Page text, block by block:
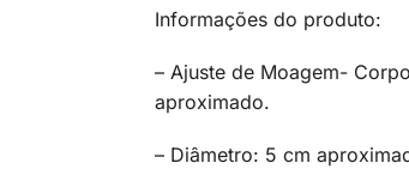
Informações do produto:
– Ajuste de Moagem-
aproximado.
– Diâmetro: 5 cm